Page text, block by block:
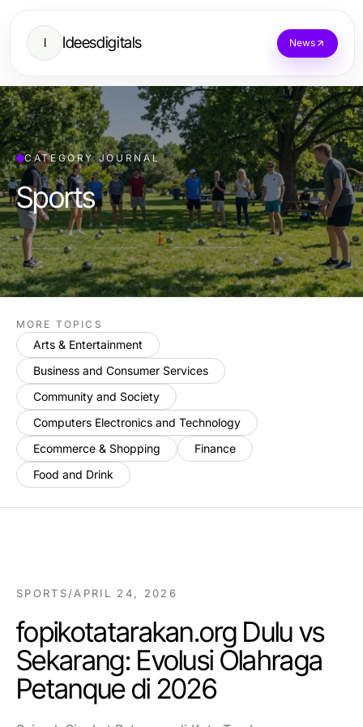
I Ideesdigitals News
CATEGORY JOURNAL
Sports
MORE TOPICS
Arts & Entertainment
Business and Consumer Services
Community and Society
Computers Electronics and Technology
Ecommerce & Shopping
Finance
Food and Drink
SPORTS/APRIL 24, 2026
fopikotatarakan.org Dulu vs
Sekarang: Evolusi Olahraga
Petanque di 2026